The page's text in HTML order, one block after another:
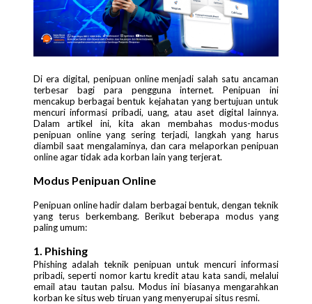
Di era digital, penipuan online menjadi salah satu ancaman
terbesar bagi para pengguna internet. Penipuan ini
mencakup berbagai bentuk kejahatan yang bertujuan untuk
mencuri informasi pribadi, uang, atau aset digital lainnya.
Dalam artikel ini, kita akan membahas modus-modus
penipuan online yang sering terjadi, langkah yang harus
diambil saat mengalaminya, dan cara melaporkan penipuan
online agar tidak ada korban lain yang terjerat.
Modus Penipuan Online
Penipuan online hadir dalam berbagai bentuk, dengan teknik
yang terus berkembang. Berikut beberapa modus yang
paling umum:
1. Phishing
Phishing adalah teknik penipuan untuk mencuri informasi
pribadi, seperti nomor kartu kredit atau kata sandi, melalui
email atau tautan palsu. Modus ini biasanya mengarahkan
korban ke situs web tiruan yang menyerupai situs resmi.